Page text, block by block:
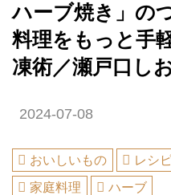
ハーブ焼き」の
料理をもっと手
凍術／瀬戸口し
2024-07-08
おいしいもの レシ
家庭料理
ハーブ